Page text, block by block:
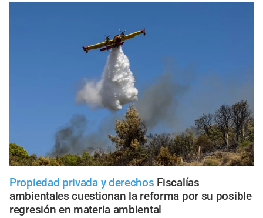
Propiedad privada y derechos Fiscalías
ambientales cuestionan la reforma por su posible
regresión en materia ambiental